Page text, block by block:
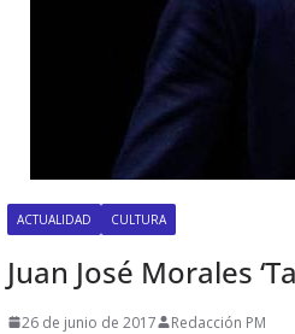
ACTUALIDAD CULTURA
Juan José Morales
26 de junio de 2017 Redacción PM